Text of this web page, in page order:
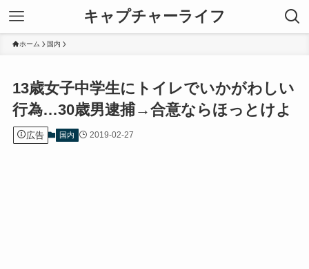
キャプチャーライフ
ホーム 国内
13歳女子中学生にトイレでいかがわしい
行為…30歳男逮捕→合意ならほっとけよ
広告 国内 2019-02-27